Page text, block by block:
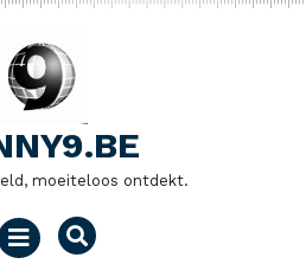
moeiteloos ontdekt.
Menu
openen